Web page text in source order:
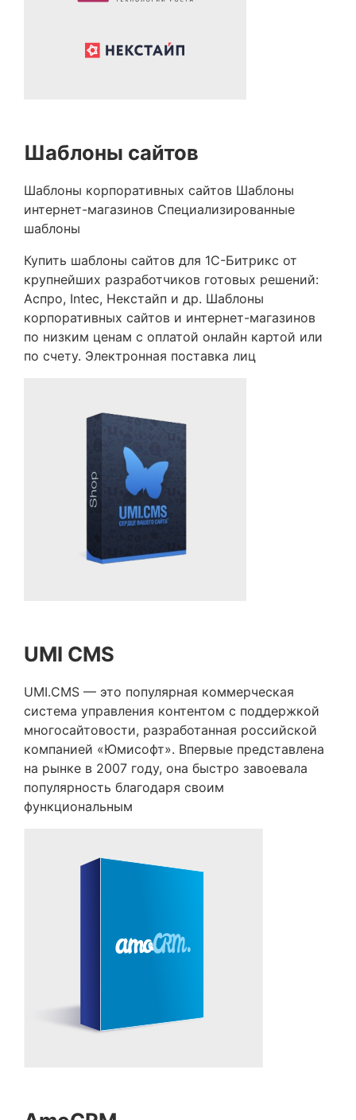
Шаблоны сайтов
Шаблоны корпоративных сайтов Шаблоны
интернет-магазинов Специализированные
шаблоны
Купить шаблоны сайтов для 1С-Битрикс от
крупнейших разработчиков готовых решений:
Аспро, Intec, Некстайп и др. Шаблоны
корпоративных сайтов и интернет-магазинов
по низким ценам с оплатой онлайн картой или
по счету. Электронная поставка лиц
UMI CMS
UMI.CMS — это популярная коммерческая
система управления контентом с поддержкой
многосайтовости, разработанная российской
компанией «Юмисофт». Впервые представлена
на рынке в 2007 году, она быстро завоевала
популярность благодаря своим
функциональным